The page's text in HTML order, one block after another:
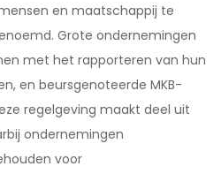
en maatschappij te
Grote ondernemingen
met het rapporteren van hun
en beursgenoteerde MKB-
regelgeving maakt deel uit
ondernemingen
voor